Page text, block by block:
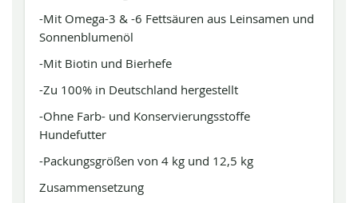
-Mit Omega-3 & -6 Fettsäuren aus Leinsamen und
Sonnenblumenöl
-Mit Biotin und Bierhefe
-Zu 100% in Deutschland hergestellt
-Ohne Farb- und Konservierungsstoffe
Hundefutter
-Packungsgrößen von 4 kg und 12,5 kg
Zusammensetzung